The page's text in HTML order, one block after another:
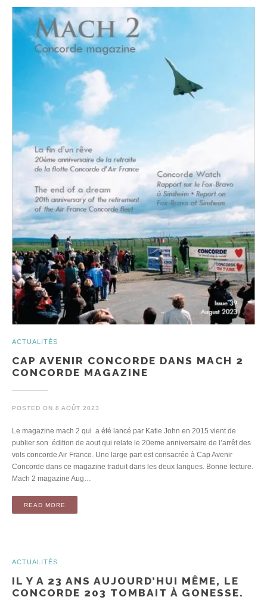
ACTUALITÉS
CAP AVENIR CONCORDE DANS MACH 2
CONCORDE MAGAZINE
POSTED ON 8 AOÛT 2023
Le magazine mach 2 qui a été lancé par Katie John en 2015 vient de
publier son édition de aout qui relate le 20eme anniversaire de l’arrêt des
vols concorde Air France. Une large part est consacrée à Cap Avenir
Concorde dans ce magazine traduit dans les deux langues. Bonne lecture.
Mach 2 magazine Aug…
READ MORE
ACTUALITÉS
IL Y A 23 ANS AUJOURD’HUI MÊME, LE
CONCORDE 203 TOMBAIT À GONESSE.